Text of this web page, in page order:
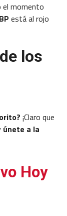
momento
está al rojo
los
¡Claro que
únete a la
Hoy